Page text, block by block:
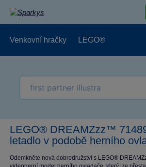
Venkovní hračky LEGO®
LEGO® DREAMZzz™
letadlo v podobě herního
Odemkněte nová dobrodružství s LEGO®